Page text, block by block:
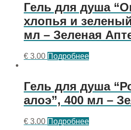
Гель для душа
хлопья и
мл – Зеленая
€ 3.00 Подробнее
Гель для душа
алоэ”, 400 мл –
€ 3.00 Подробнее